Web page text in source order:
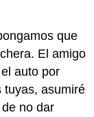
que
El amigo
auto por
tuyas, asumiré
no dar